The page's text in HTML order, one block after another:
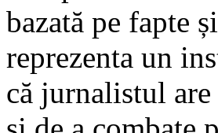
bazată pe fapte
reprezenta un
că jurnalistul